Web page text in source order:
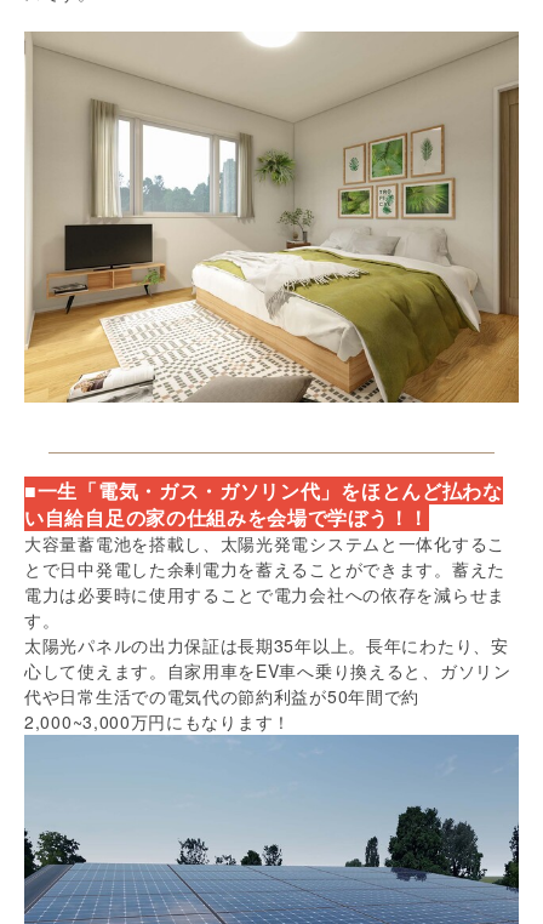
■一生「電気・ガス・ガソリン代」をほとんど払わな
い自給自足の家の仕組みを会場で学ぼう！！
大容量蓄電池を搭載し、太陽光発電システムと一体化するこ
とで日中発電した余剰電力を蓄えることができます。蓄えた
電力は必要時に使用することで電力会社への依存を減らせま
す。
太陽光パネルの出力保証は長期35年以上。長年にわたり、安
心して使えます。自家用車をEV車へ乗り換えると、ガソリン
代や日常生活での電気代の節約利益が50年間で約
2,000~3,000万円にもなります！